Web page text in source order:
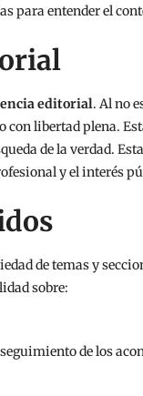
para entender el
editorial. Al no
libertad plena.
de la verdad.
y el interés
de temas y
sobre:
de los